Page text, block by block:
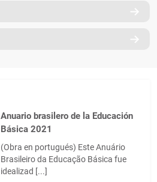
PT
Anuario brasilero de la Educación
Básica 2021
(Obra en portugués) Este Anuário
Brasileiro da Educação Básica fue
idealizad [...]